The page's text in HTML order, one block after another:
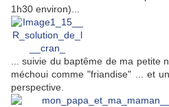
1h30 environ)...
... suivie du baptême de ma petite
méchoui comme "friandise" ... et
perspective.